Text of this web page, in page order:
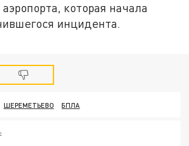
которая начала
инцидента.
ШЕРЕМЕТЬЕВО БПЛА